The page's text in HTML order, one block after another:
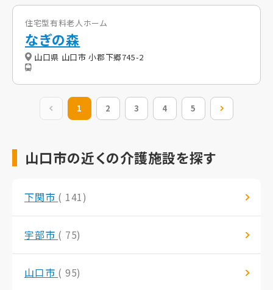
住宅型有料老人ホーム
なぎの森
山口県 山口市 小郡下郷745-2
前の20件
1 2 3 4 5
山口市の近くの介護施設を探す
下関市 ( 141)
宇部市 ( 75)
山口市 ( 95)